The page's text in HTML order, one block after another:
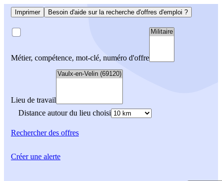
Imprimer Besoin d'aide sur la recherche d'offres d'emploi ?
Métier, compétence, mot-clé, numéro d'offre
Lieu de travail
Distance autour du lieu choisi
Rechercherdes offres
Créer une alerte